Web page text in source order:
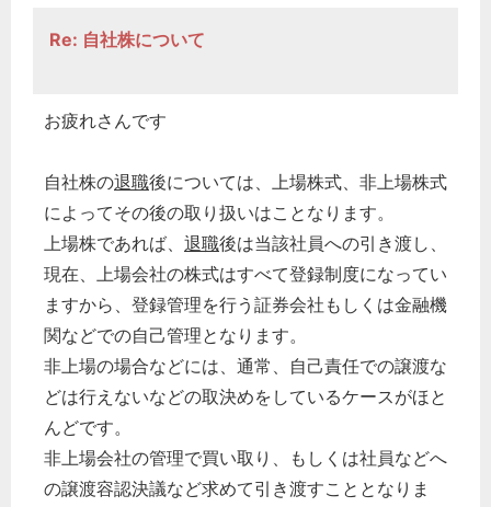
Re: 自社株について
お疲れさんです
自社株の退職後については、上場株式、非上場株式
によってその後の取り扱いはことなります。
上場株であれば、 退職後は当該社員への引き渡し、
現在、上場会社の株式はすべて登録制度になってい
ますから、登録管理を行う証券会社もしくは金融機
関などでの自己管理となります。
非上場の場合などには、通常、自己責任での譲渡な
どは行えないなどの取決めをしているケースがほと
んどです。
非上場会社の管理で買い取り、もしくは社員などへ
の譲渡容認決議など求めて引き渡すこととなりま